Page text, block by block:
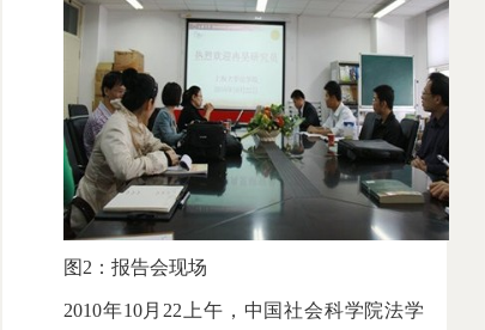
图2：报告会现场
2010年10月22上午，中国社会科学院法学